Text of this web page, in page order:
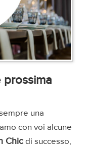
prossima
una
con voi alcune
Chicdi successo,